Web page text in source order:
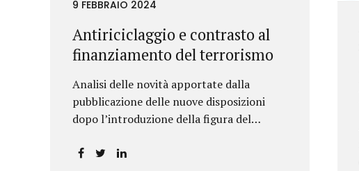
9 FEBBRAIO 2024
Antiriciclaggio e contrasto al
finanziamento del terrorismo
Analisi delle novità apportate dalla
pubblicazione delle nuove disposizioni
dopo l’introduzione della figura del